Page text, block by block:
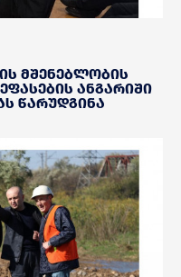
მშენებლობის
ანგარიში
წარუდგინა